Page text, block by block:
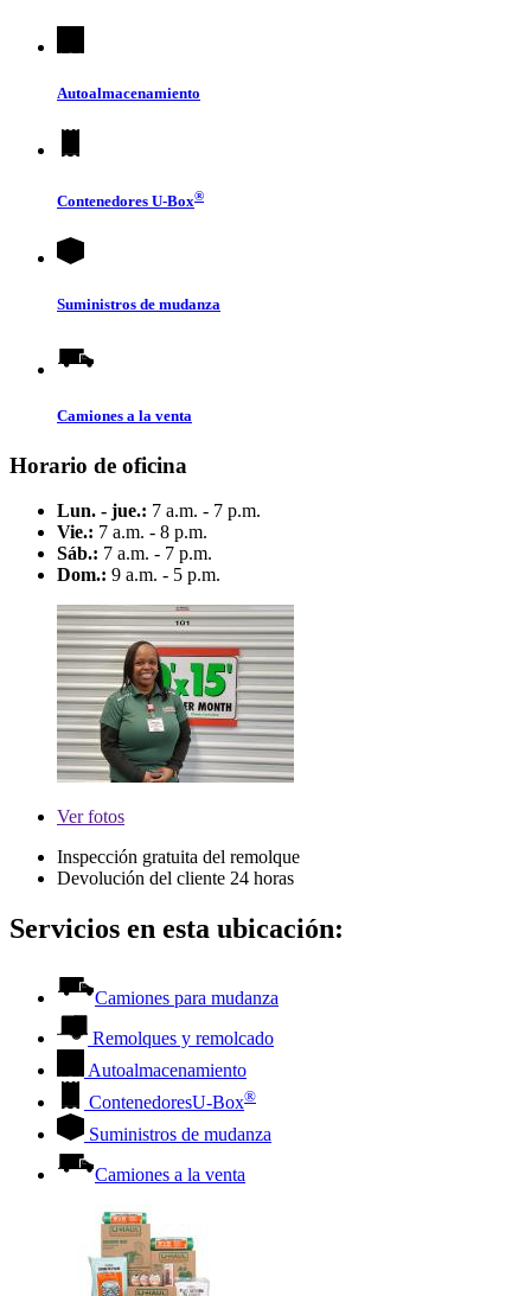
Autoalmacenamiento
Contenedores U-Box®
Suministros de mudanza
Camiones a la venta
Horario de oficina
Lun. - jue.: 7 a.m. - 7 p.m.
Vie.: 7 a.m. - 8 p.m.
Sáb.: 7 a.m. - 7 p.m.
Dom.: 9 a.m. - 5 p.m.
Verfotos
Inspección gratuita del remolque
Devolución del cliente 24 horas
Servicios en esta ubicación:
Camiones para mudanza
Remolques y remolcado
Autoalmacenamiento
ContenedoresU-Box®
Suministros de mudanza
Camiones a la venta